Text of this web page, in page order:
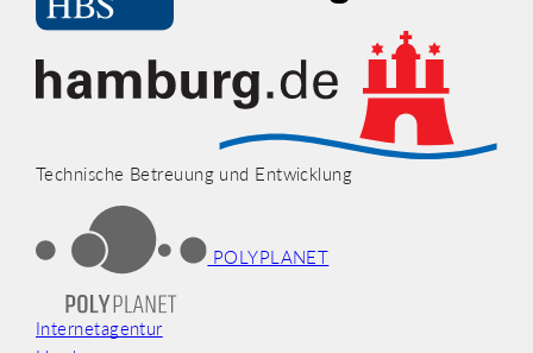
Technische Betreuung und Entwicklung
POLYPLANET
Internetagentur